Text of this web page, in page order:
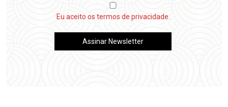
Eu aceito os termos de privacidade.